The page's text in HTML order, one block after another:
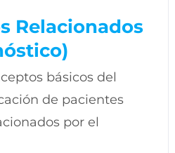
Relacionados
básicos del
de pacientes
por el